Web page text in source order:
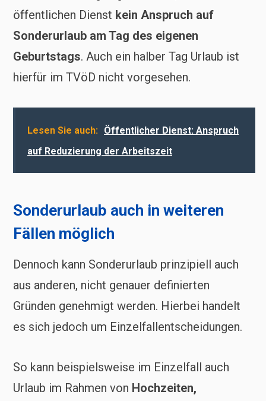
öffentlichen Dienst kein Anspruch auf
Sonderurlaub am Tag des eigenen
Geburtstags. Auch ein halber Tag Urlaub ist
hierfür im TVöD nicht vorgesehen.
Lesen Sie auch:
Öffentlicher Dienst: Anspruch
auf Reduzierung der Arbeitszeit
Sonderurlaub auch in weiteren
Fällen möglich
Dennoch kann Sonderurlaub prinzipiell auch
aus anderen, nicht genauer definierten
Gründen genehmigt werden. Hierbei handelt
es sich jedoch um Einzelfallentscheidungen.
So kann beispielsweise im Einzelfall auch
Urlaub im Rahmen von Hochzeiten,